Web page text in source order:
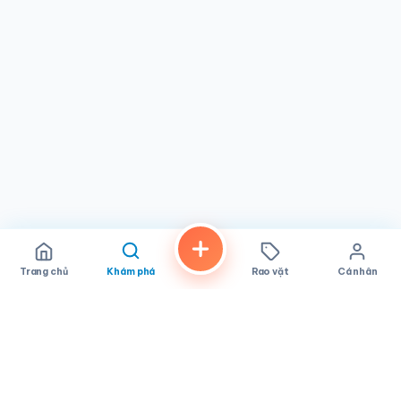
Trang chủ Khám phá Rao vặt Cá nhân